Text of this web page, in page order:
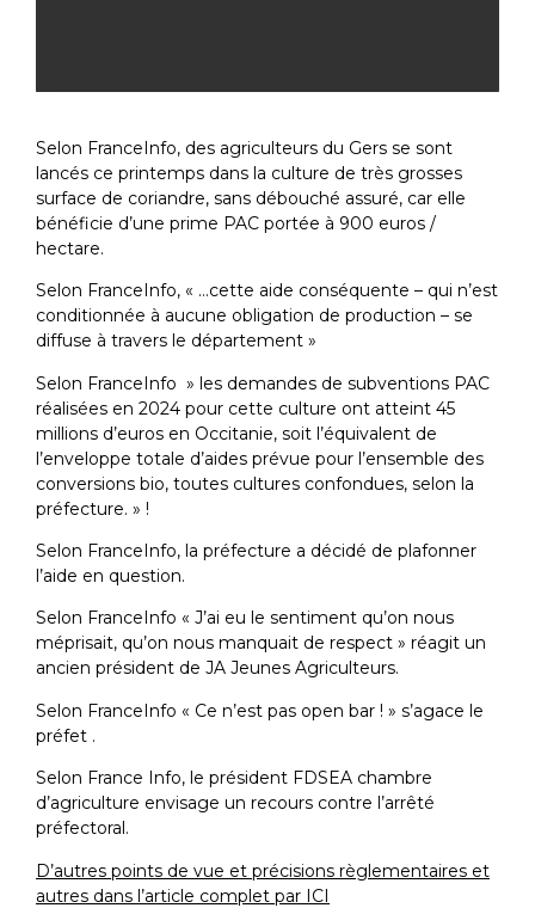
Selon FranceInfo, des agriculteurs du Gers se sont
lancés ce printemps dans la culture de très grosses
surface de coriandre, sans débouché assuré, car elle
bénéficie d’une prime PAC portée à 900 euros /
hectare.
Selon FranceInfo, « …cette aide conséquente – qui n’est
conditionnée à aucune obligation de production – se
diffuse à travers le département »
Selon FranceInfo » les demandes de subventions PAC
réalisées en 2024 pour cette culture ont atteint 45
millions d’euros en Occitanie, soit l’équivalent de
l’enveloppe totale d’aides prévue pour l’ensemble des
conversions bio, toutes cultures confondues, selon la
préfecture. » !
Selon FranceInfo, la préfecture a décidé de plafonner
l’aide en question.
Selon FranceInfo « J’ai eu le sentiment qu’on nous
méprisait, qu’on nous manquait de respect » réagit un
ancien président de JA Jeunes Agriculteurs.
Selon FranceInfo « Ce n’est pas open bar ! » s’agace le
préfet .
Selon France Info, le président FDSEA chambre
d’agriculture envisage un recours contre l’arrêté
préfectoral.
D’autres points de vue et précisions règlementaires et
autres dans l’article complet par ICI